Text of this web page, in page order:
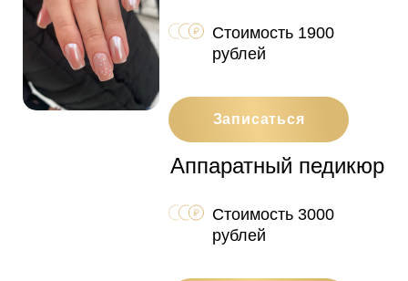
Стоимость 1900
рублей
Записаться
Аппаратный педикюр
Стоимость 3000
рублей